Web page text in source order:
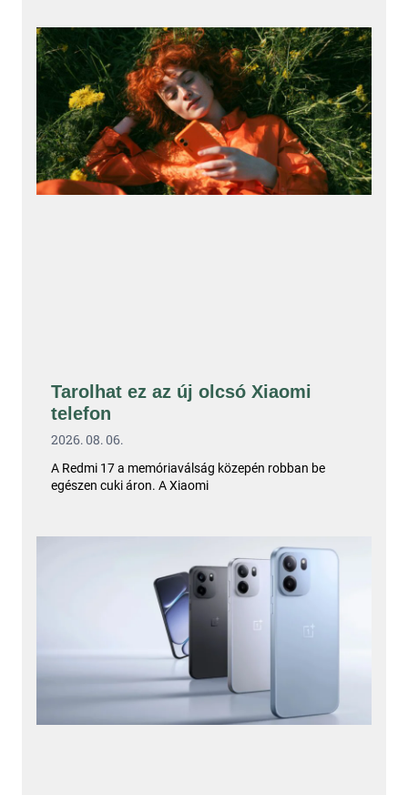
Tarolhat ez az új olcsó Xiaomi
telefon
2026. 08. 06.
A Redmi 17 a memóriaválság közepén robban be
egészen cuki áron. A Xiaomi